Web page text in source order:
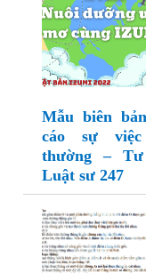
Mẫu biên
cáo sự
thường –
Luật sư 247